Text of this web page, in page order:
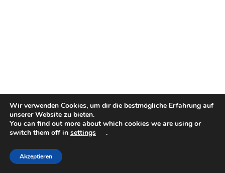
Wir verwenden Cookies, um dir die bestmögliche Erfahrung auf
unserer Website zu bieten.
You can find out more about which cookies we are using or
switch them off in settings .
Akzeptieren